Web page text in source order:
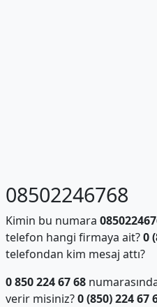
08502246768
Kimin bu numara
telefon hangi firmaya ait?0
telefondan kim mesaj attı?
0 850 224 67 68
verir misiniz?0 (850) 224 67